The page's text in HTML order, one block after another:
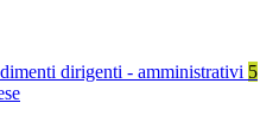
dirigenti - amministrativi 5